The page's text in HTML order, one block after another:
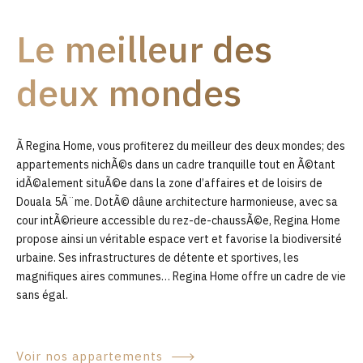
0
Le meilleur des
deux mondes
Ã Regina Home, vous profiterez du meilleur des deux mondes; des
appartements nichÃ©s dans un cadre tranquille tout en Ã©tant
idÃ©alement situÃ©e dans la zone d’affaires et de loisirs de
Douala 5Ã¨me. DotÃ© dâune architecture harmonieuse, avec sa
cour intÃ©rieure accessible du rez-de-chaussÃ©e, Regina Home
propose ainsi un véritable espace vert et favorise la biodiversité
urbaine. Ses infrastructures de détente et sportives, les
magnifiques aires communes… Regina Home offre un cadre de vie
sans égal.
Voir nos appartements